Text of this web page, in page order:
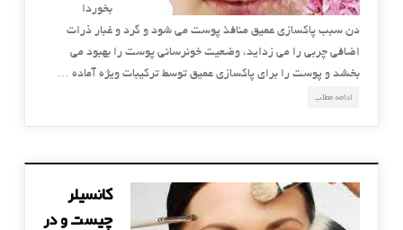
بخوردا
دن سبب پاكسازی عمیق منافذ پوست می شود و گرد و غبار ذرات
اضافی چربی را می زداید، وضعیت خونرسانی پوست را بهبود می
بخشد و پوست را برای پاكسازی عمیق توسط تركیبات ویژه آماده …
ادامه مطلب
کانسیلر
چیست و در